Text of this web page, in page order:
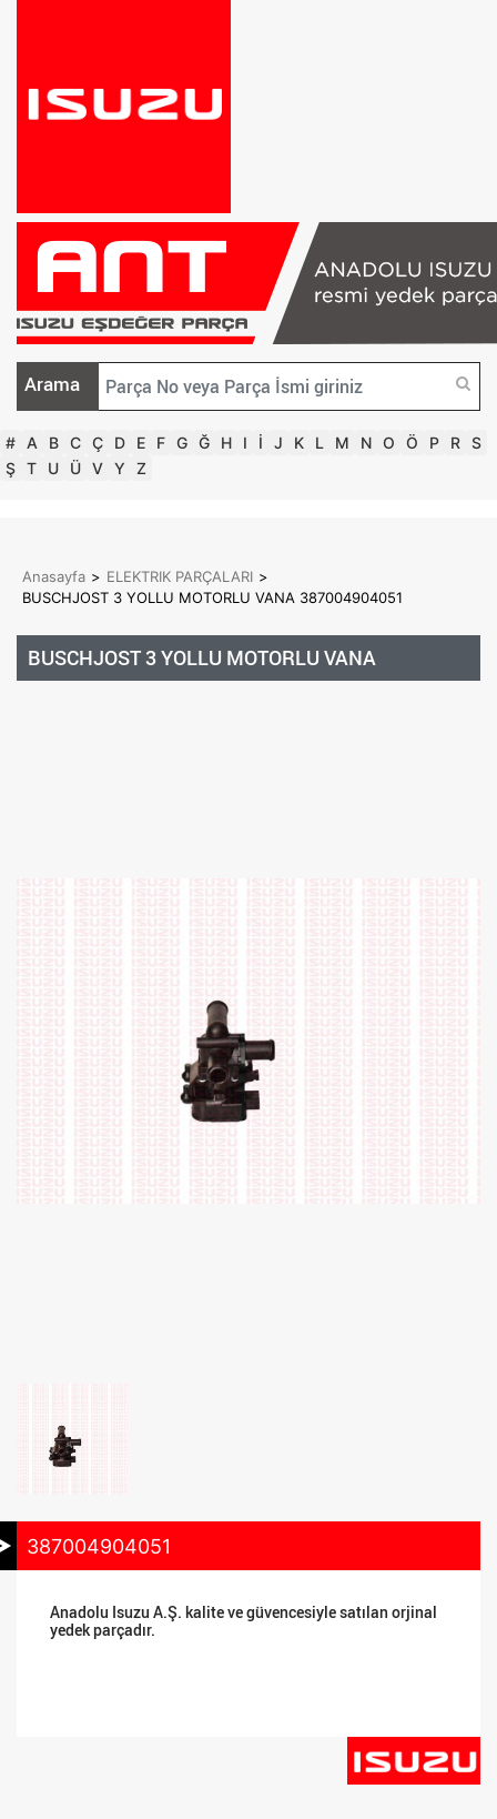
Arama
# A B C Ç D E F G Ğ H I İ J K L M N O Ö P R S
Ş T U Ü V Y Z
Anasayfa > ELEKTRIK PARÇALARI >
BUSCHJOST 3 YOLLU MOTORLU VANA 387004904051
BUSCHJOST 3 YOLLU MOTORLU VANA
387004904051
Anadolu Isuzu A.Ş. kalite ve güvencesiyle satılan orjinal
yedek parçadır.